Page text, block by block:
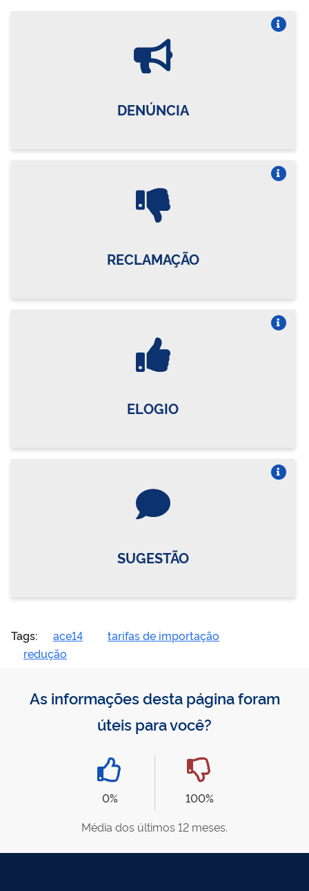
DENÚNCIA
RECLAMAÇÃO
ELOGIO
SUGESTÃO
Tags: ace14
tarifas de importação
redução
As informações desta página foram
úteis para você?
0%
100%
Média dos últimos 12 meses.